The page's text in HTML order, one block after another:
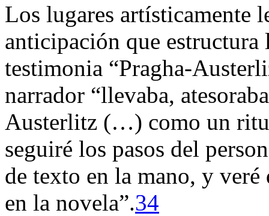
Los lugares artísticamente
anticipación que
testimonia “Pragha-
narrador “llevaba,
Austerlitz (…) como un
seguiré los pasos del
de texto en la mano, y
en la novela”.34